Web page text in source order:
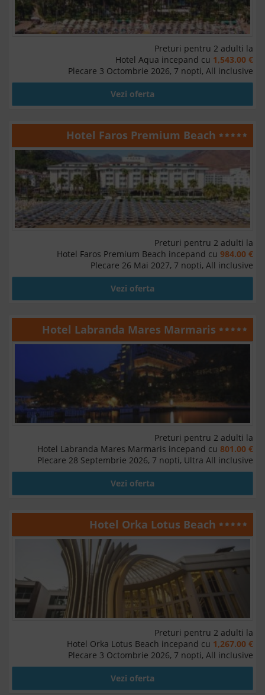
Preturi pentru 2 adulti la
Hotel Aqua incepand cu 1,543.00 €
Plecare 3 Octombrie 2026, 7 nopti, All inclusive
Vezi oferta
Hotel Faros Premium Beach
Preturi pentru 2 adulti la
Hotel Faros Premium Beach incepand cu 984.00 €
Plecare 26 Mai 2027, 7 nopti, All inclusive
Vezi oferta
Hotel Labranda Mares Marmaris
Preturi pentru 2 adulti la
Hotel Labranda Mares Marmaris incepand cu 801.00 €
Plecare 28 Septembrie 2026, 7 nopti, Ultra All inclusive
Vezi oferta
Hotel Orka Lotus Beach
Preturi pentru 2 adulti la
Hotel Orka Lotus Beach incepand cu 1,267.00 €
Plecare 3 Octombrie 2026, 7 nopti, All inclusive
Vezi oferta